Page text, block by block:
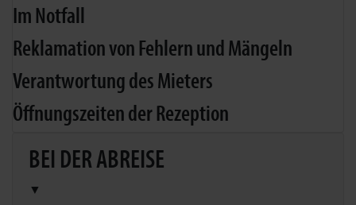
Im Notfall
Reklamation von Fehlern und Mängeln
Verantwortung des Mieters
Öffnungszeiten der Rezeption
BEI DER ABREISE
▼